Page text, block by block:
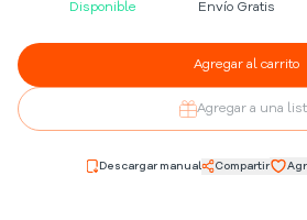
Disponible Envío Gratis
Agregar al carrito
Agregar a una
Descargar manual Compartir